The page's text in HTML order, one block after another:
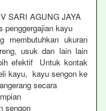
SARI AGUNG JAYA
penggergajian kayu
ukuran
usuk dan lain lain
efektif Untuk kontak
kayu, kayu sengon ke
secara
sengon